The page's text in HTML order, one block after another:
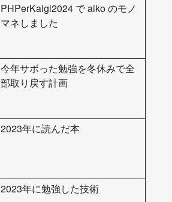
PHPerKaigi2024 で aiko のモノ
マネしました
今年サボった勉強を冬休みで全
部取り戻す計画
2023年に読んだ本
2023年に勉強した技術